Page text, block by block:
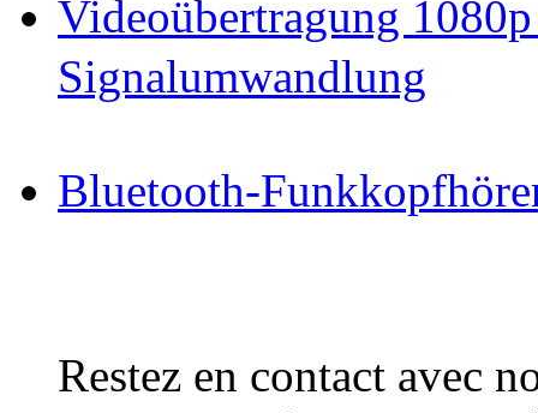
Videoübertragung
Signalumwandlung
Bluetooth-
Restez en contact avec